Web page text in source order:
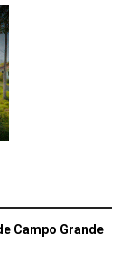
Campo Grande